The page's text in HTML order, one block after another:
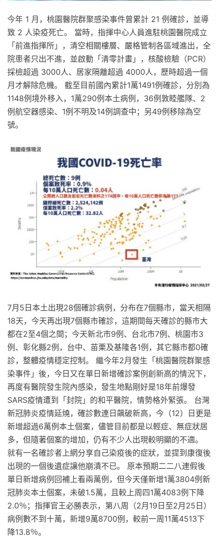
今年 1 月，桃園醫院群聚感染事件曾累計 21 例確診，並導
致 2 人染疫死亡。 當時，指揮中心人員進駐桃園醫院成立
「前進指揮所」，清空相關樓層、嚴格管制各區域進出，全
院患者只出不進，並啟動「清零計畫」，核酸檢驗（PCR）
採檢超過 3000人、居家隔離超過 4000人，歷時超過一個
月才解除危機。 截至目前國內累計1萬1491例確診，分別為
1148例境外移入，1萬290例本土病例，36例敦睦艦隊、2
例航空器感染、1例不明及14例調查中；另49例移除為空
號。
7月5日本土出現28個確診病例，分布在7個縣市，當天相隔
18天，今天再出現7個縣市確診，這期間每天確診的縣市大
都在2至4個之間；今天新北市9例、台北市7例、桃園市3
例、彰化縣2例，台中、苗栗及基隆各1例，其它縣市都0確
診，整體疫情穩定控制。 繼今年2月發生「桃園醫院群聚感
染事件」後，今日又在單日新增確診案例創新高的情況下，
再度有醫院發生院內感染，發生地點剛好是18年前爆發
SARS疫情遭到「封院」的和平醫院，情勢格外緊張。 台灣
新冠肺炎疫情延燒，確診數連日飆破新高，今（12）日更是
新增超過6萬例本土個案，儘管目前都是以輕症、無症狀居
多，但隨著個案的增加，仍有不少人出現較明顯的不適。
就有一名確診者上網分享自己染疫後的症狀，並提到康復後
出現的一個後遺症讓他崩潰不已。 原本預期二二八連假後
單日新增病例回補上看兩萬例，但今天僅新增1萬3804例新
冠肺炎本土個案，未破1.5萬，且較上周四1萬4083例下降
2.0％；指揮官王必勝表示，第八周（2月19日至2月25日）
病例數不到十萬，新增9萬8700例，較前一周11萬4513下
降13.8％。